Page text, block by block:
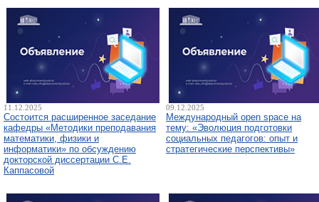
11.12.2025
Состоится расширенное заседание
кафедры «Методики преподавания
математики, физики и
информатики» по обсуждению
докторской диссертации С.Е.
Каппасовой
09.12.2025
Международный open space на
тему: «Эволюция подготовки
социальных педагогов: опыт и
стратегические перспективы»